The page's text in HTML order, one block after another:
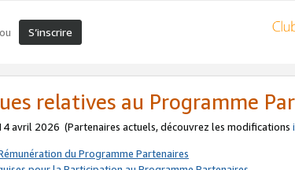
ou S’inscrire
relatives au Programme
avril 2026 (Partenaires actuels, découvrez les modifications
du Programme Partenaires